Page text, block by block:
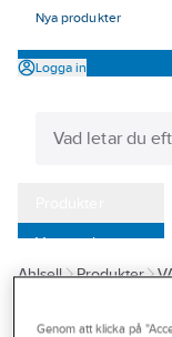
Nya produkter
Logga in
Varumärken
Kampanjer
Outlet
Ahlsell Produkter
Genom att klicka på